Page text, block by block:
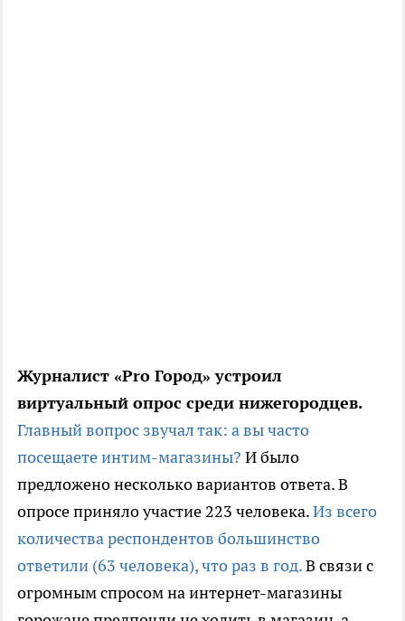
Журналист «Pro Город» устроил
виртуальный опрос среди нижегородцев.
Главный вопрос звучал так: а вы часто
посещаете интим-магазины? И было
предложено несколько вариантов ответа. В
опросе приняло участие 223 человека.Из всего
количества респондентов большинство
ответили (63 человека), что раз в год.В связи с
огромным спросом на интернет-магазины